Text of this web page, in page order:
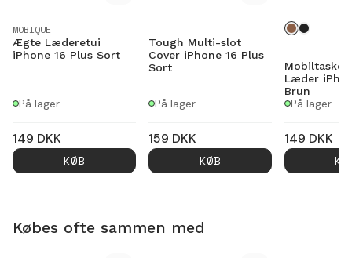
MOBIQUE
Ægte Læderetui
iPhone 16 Plus Sort
På lager
149 DKK
KØB
Tough Multi-slot
Cover iPhone 16 Plus
Sort
På lager
159 DKK
KØB
Mobiltaske
Læder
Brun
På lager
149 DKK
Købes ofte sammen med